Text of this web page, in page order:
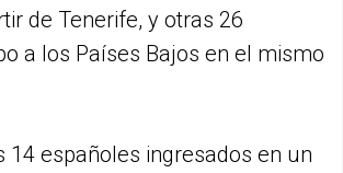
de Tenerife, y otras 26
a los Países Bajos en el mismo
14 españoles ingresados en un